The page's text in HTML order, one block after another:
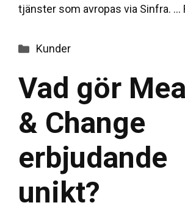
tjänster som avropas via Sinfra. …
Categories
Kunder
Vad gör
& Change
erbjudande
unikt?